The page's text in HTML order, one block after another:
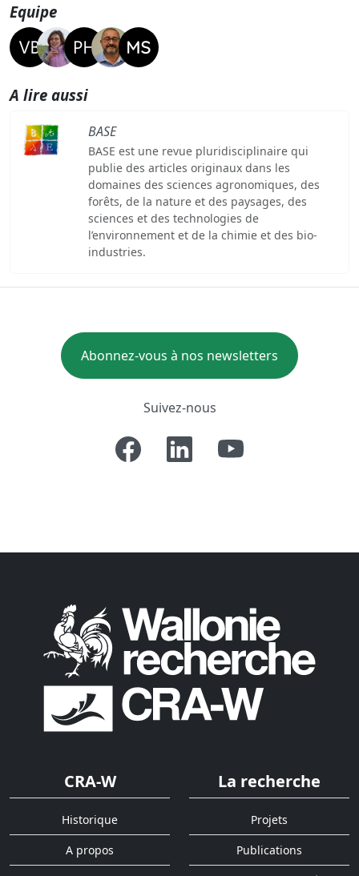
Equipe
A lire aussi
BASE
BASE est une revue pluridisciplinaire qui
publie des articles originaux dans les
domaines des sciences agronomiques, des
forêts, de la nature et des paysages, des
sciences et des technologies de
l’environnement et de la chimie et des bio-
industries.
Abonnez-vous à nos newsletters
Suivez-nous
CRA-W
Historique
A propos
La recherche
Projets
Publications